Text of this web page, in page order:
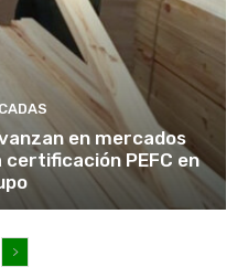
en mercados
PEFC en